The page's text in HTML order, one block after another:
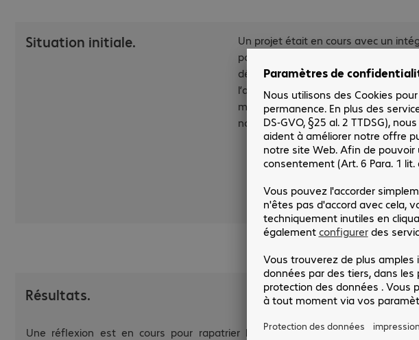
Situation initiale.
Un projet était en cours avec un
pour une migration Office 365. Nous
démarré l’accompagnement avec
l’accord entreprise O365 et au fur et à
mesure que nous avons appris à
notre partenariat s’est élargi.
Résultats.
Une réflexion est en cours pour rapatrier la gestion du licensing